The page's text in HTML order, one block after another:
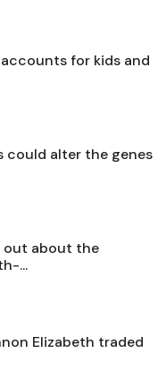
for kids and
could alter the genes
out about the
...
Elizabeth traded